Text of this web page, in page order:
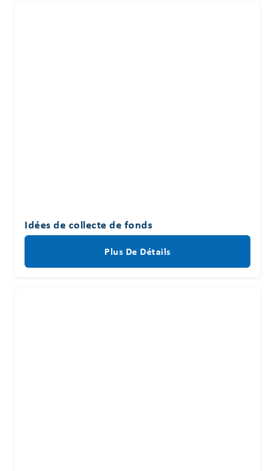
Idées de collecte de fonds
Plus De Détails